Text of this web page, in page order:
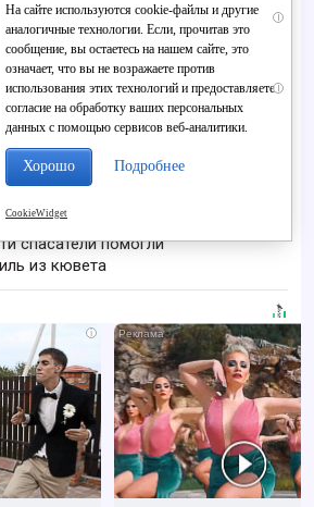
i
пляже Крыма: Что люди
не видят...
i
секунд, а смеяться вы
района лишилась 500
спасатели помогли
из кювета
i
На сайте используются cookie-файлы и другие
аналогичные технологии. Если, прочитав это
сообщение, вы остаетесь на нашем сайте, это
означает, что вы не возражаете против
использования этих технологий и предоставляете
согласие на обработку ваших персональных
данных с помощью сервисов веб-аналитики.
Хорошо Подробнее
CookieWidget